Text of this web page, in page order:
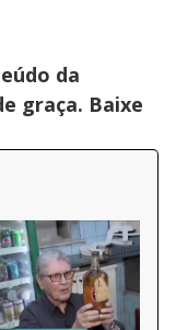
da
graça. Baixe